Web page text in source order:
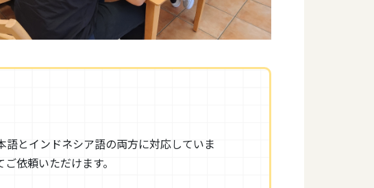
とインドネシア語の両方に対応していま
依頼いただけます。